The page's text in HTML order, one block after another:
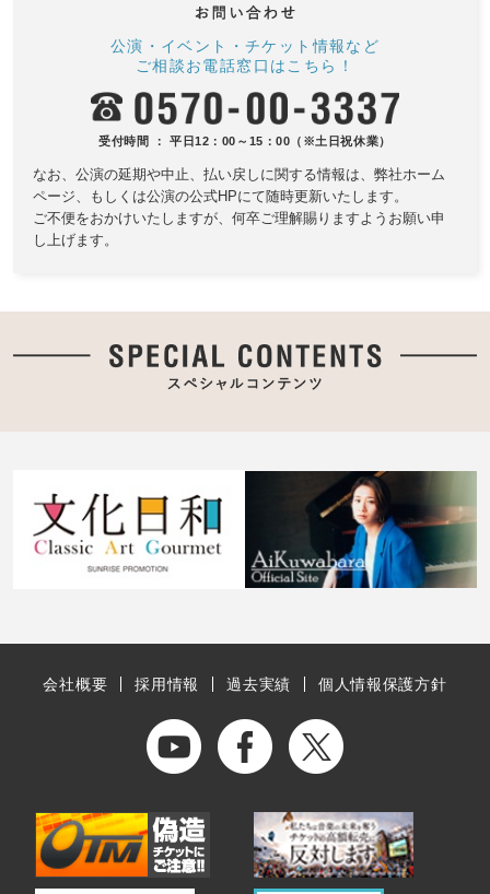
公演・イベント・チケット情報など
ご相談お電話窓口はこちら！
受付時間 ： 平日12：00～15：00（※土日祝休業）
なお、公演の延期や中止、払い戻しに関する情報は、 弊社ホーム
ページ、もしくは公演の公式HPにて随時更新いたします。
ご不便をおかけいたしますが、何卒ご理解賜りますようお願い申
し上げます。
会社概要 採用情報 過去実績 個人情報保護方針